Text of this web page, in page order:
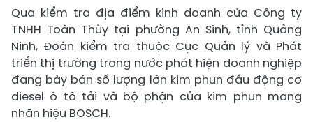
Qua kiểm tra địa điểm kinh doanh của Công ty
TNHH Toàn Thùy tại phường An Sinh, tỉnh Quảng
Ninh, Đoàn kiểm tra thuộc Cục Quản lý và Phát
triển thị trường trong nước phát hiện doanh nghiệp
đang bày bán số lượng lớn kim phun đầu động cơ
diesel ô tô tải và bộ phận của kim phun mang
nhãn hiệu BOSCH.